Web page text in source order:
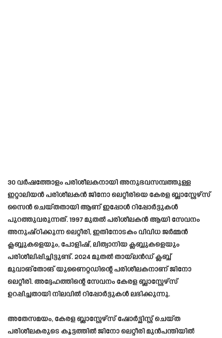
30 വർഷത്തോളം പരിശീലകനായി അനുഭവസമ്പത്തുള്ള
ഇറ്റാലിയൻ പരിശീലകൻ ജിനോ ലെറ്റീരിയെ കേരള ബ്ലാസ്റ്റേഴ്സ്
സൈൻ ചെയ്തതായി ആണ് ഇപ്പോൾ റിപ്പോർട്ടുകൾ
പുറത്തുവരുന്നത്. 1997 മുതൽ പരിശീലകൻ ആയി സേവനം
അനുഷ്ഠിക്കുന്ന ലെറ്റീരി, ഇതിനോടകം വിവിധ ജർമ്മൻ
ക്ലബ്ബുകളെയും, പോളിഷ്, ലിത്വാനിയ ക്ലബ്ബുകളെയും
പരിശീലിപ്പിച്ചിട്ടുണ്ട്. 2024 മുതൽ തായ്‌ലൻഡ് ക്ലബ്ബ്
മുവാങ്തോങ് യുണൈറ്റഡിന്റെ പരിശീലകനാണ് ജിനോ
ലെറ്റീരി. അദ്ദേഹത്തിന്റെ സേവനം കേരള ബ്ലാസ്റ്റേഴ്സ്
ഉറപ്പിച്ചതായി നിലവിൽ റിപ്പോർട്ടുകൾ ലഭിക്കുന്നു.
അതേസമയം, കേരള ബ്ലാസ്റ്റേഴ്സ് ഷോർട്ട്ലിസ്റ്റ് ചെയ്ത
പരിശീലകരുടെ കൂട്ടത്തിൽ ജിനോ ലെറ്റീരി മുൻപന്തിയിൽ